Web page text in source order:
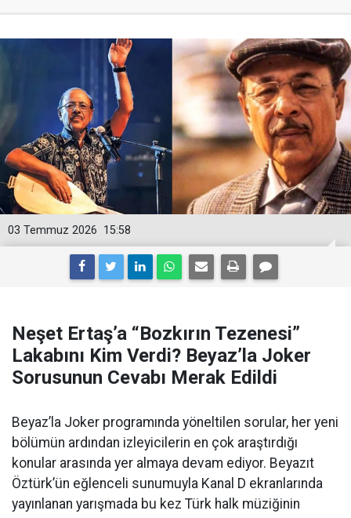
15:58
03 Temmuz 2026
Neşet Ertaş’a “Bozkırın Tezenesi”
Lakabını Kim Verdi? Beyaz’la Joker
Sorusunun Cevabı Merak Edildi
Beyaz’la Joker programında yöneltilen sorular, her yeni
bölümün ardından izleyicilerin en çok araştırdığı
konular arasında yer almaya devam ediyor. Beyazıt
Öztürk’ün eğlenceli sunumuyla Kanal D ekranlarında
yayınlanan yarışmada bu kez Türk halk müziğinin